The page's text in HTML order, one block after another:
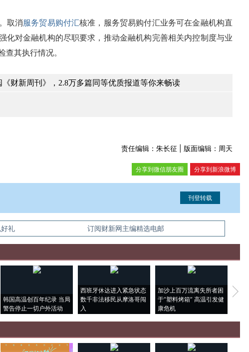
取消服务贸易购付汇核准，服务贸易购付汇业务可在金融机构直
化对金融机构的尽职要求，推动金融机构完善相关内控制度与业
查其执行情况。
《财新周刊》，2.8万多篇同等优质报道等你来畅读
责任编辑：朱长征 | 版面编辑：周天
分享到新浪微博
分享到微信朋友圈
钮，提交相关信息。经确认即可刊登转载。
礼 订阅财新网主编精选电邮
韩国高温创百年纪录 当局
警告停止一切户外活动
西班牙休达进入紧急状态
数千非法移民从摩洛哥闯
入
加沙上百万流离失所者困
于“塑料烤箱” 高温引发健
康危机
视线
心“